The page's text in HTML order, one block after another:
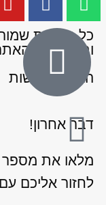
כל הזכויות
ותמונות)
הצהרת נגישות
דבר אחרון!
מלאו את מספר
לחזור אליכם